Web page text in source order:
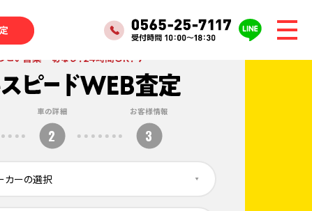
車の詳細
2
お客様情報
3